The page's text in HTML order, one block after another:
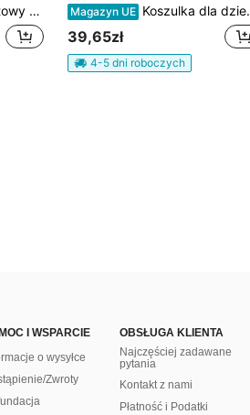
sezon powrotu do szkoły 2025 Magazyn UE Koszulka dla dziewcząt z koronkową lamówką i odpinanym paskiem, stylowa, codzienna, swobodna moda, faktura
39,65zł
4-5 dni roboczych
I WSPARCIE
o wysyłce
Zwroty
OBSŁUGA KLIENTA
Najczęściej zadawane
pytania
Kontakt z nami
Płatność i Podatki